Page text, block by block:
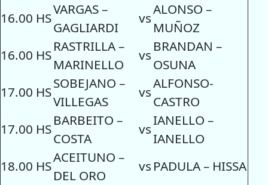
16.00 HS
VARGAS –
GAGLIARDI
vs
ALONSO –
MUÑOZ
16.00 HS
RASTRILLA –
MARINELLO
vs
BRANDAN –
OSUNA
17.00 HS
SOBEJANO –
VILLEGAS
vs
ALFONSO-
CASTRO
17.00 HS
BARBEITO –
COSTA
vs
IANELLO –
IANELLO
18.00 HS
ACEITUNO –
DEL ORO
vs PADULA – HISSA